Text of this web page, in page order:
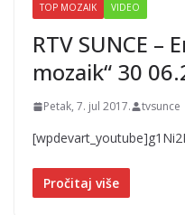
TOP MOZAIK VIDEO
RTV SUNCE –
mozaik“ 30
Petak, 7. jul 2017. tvsunce
Pročitaj više